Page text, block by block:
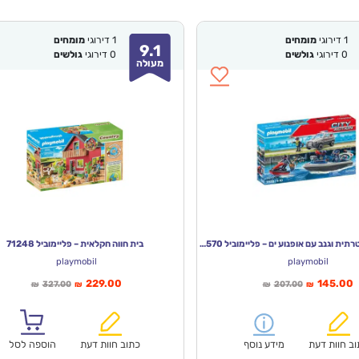
1 דירוגימומחים
0 דירוגיגולשים
סירת מנוע משטרתית וגנב עם אופנוע ים – פליימוביל 71570
playmobil
₪ 207.00המחיר
₪ 145.00
חוות דעת מידע נוסף
9.1
מעולה
1 דירוגימומחים
0 דירוגיגולשים
בית חווה חקלאית – פליימוביל 71248
playmobil
₪ 327.00המחיר
₪327.00.
₪ 229.00המחיר
כתוב חוות דעת
הוספה לסל